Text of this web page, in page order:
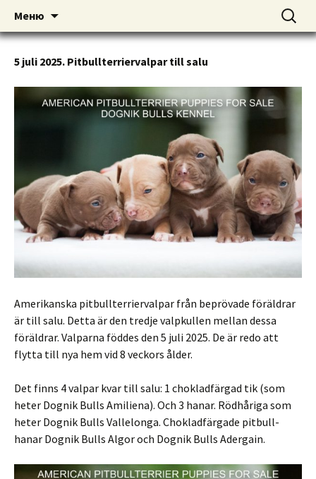
DOGNIK BULLS
American pitbull terrier kennel DOGNIK
BULLS Europe. ADBA registered. APBT
puppies for sale. Worldwide shipping
Меню
содержимому
Найти:
5 juli 2025. Pitbullterriervalpar till salu
Amerikanska pitbullterriervalpar från beprövade föräldrar
är till salu. Detta är den tredje valpkullen mellan dessa
föräldrar. Valparna föddes den 5 juli 2025. De är redo att
flytta till nya hem vid 8 veckors ålder.
Det finns 4 valpar kvar till salu: 1 chokladfärgad tik (som
heter Dognik Bulls Amiliena). Och 3 hanar. Rödhåriga som
heter Dognik Bulls Vallelonga. Chokladfärgade pitbull-
hanar Dognik Bulls Algor och Dognik Bulls Adergain.